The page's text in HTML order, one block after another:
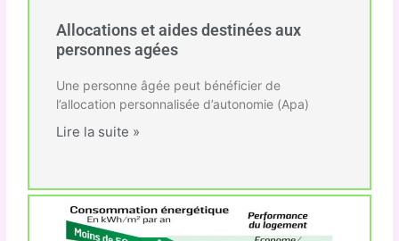
Allocations et aides destinées aux
personnes agées
Une personne âgée peut bénéficier de
l’allocation personnalisée d’autonomie (Apa)
Lire la suite »